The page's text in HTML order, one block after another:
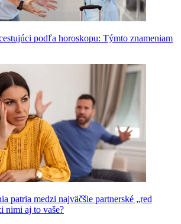
podľa horoskopu: Týmto znameniam
patria medzi najväčšie partnerské „red
nimi aj to vaše?